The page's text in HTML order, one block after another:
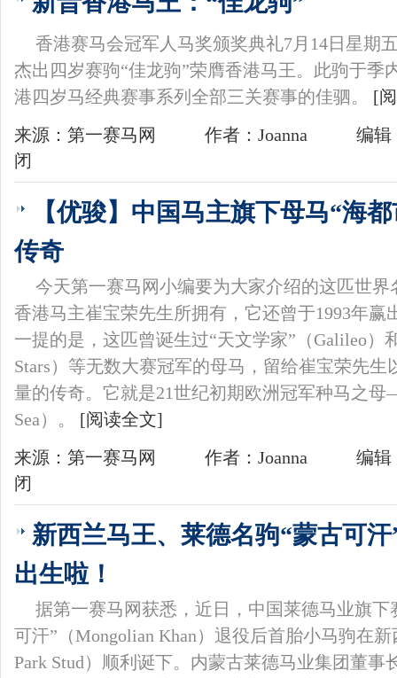
香港赛马会冠军人马奖颁奖典礼7月14日星期
杰出四岁赛驹“佳龙驹”荣膺香港马王。此驹于季
港四岁马经典赛事系列全部三关赛事的佳驷。 [
来源：第一赛马网
作者：Joanna
编辑
闭
【优骏】中国马主旗下母马“海
传奇
今天第一赛马网小编要为大家介绍的这匹世
香港马主崔宝荣先生所拥有，它还曾于1993年赢
一提的是，这匹曾诞生过“天文学家”（Galileo）
Stars）等无数大赛冠军的母马，留给崔宝荣先
量的传奇。它就是21世纪初期欧洲冠军种马之
Sea）。 [阅读全文]
来源：第一赛马网
作者：Joanna
编辑
闭
新西兰马王、莱德名驹“蒙古可
出生啦！
据第一赛马网获悉，近日，中国莱德马业旗
可汗”（Mongolian Khan）退役后首胎小马驹在
Park Stud）顺利诞下。内蒙古莱德马业集团董事